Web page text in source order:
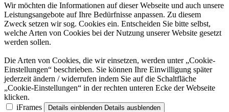
Wir möchten die Informationen auf dieser Webseite und auch unsere
Leistungsangebote auf Ihre Bedürfnisse anpassen. Zu diesem
Zweck setzen wir sog. Cookies ein. Entscheiden Sie bitte selbst,
welche Arten von Cookies bei der Nutzung unserer Website gesetzt
werden sollen.
Die Arten von Cookies, die wir einsetzen, werden unter „Cookie-
Einstellungen“ beschrieben. Sie können Ihre Einwilligung später
jederzeit ändern / widerrufen indem Sie auf die Schaltfläche
„Cookie-Einstellungen“ in der rechten unteren Ecke der Webseite
klicken.
iFrames
Details einblenden Details ausblenden